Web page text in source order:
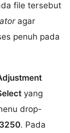
file tersebut
agar
penuh pada
yang
drop-
. Pada